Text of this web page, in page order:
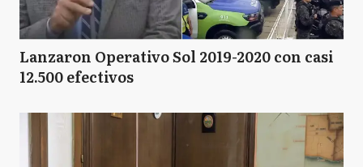
Lanzaron Operativo Sol 2019-2020 con casi
12.500 efectivos